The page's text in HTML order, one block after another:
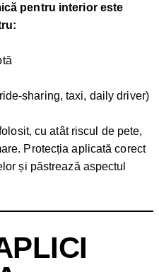
pentru interior este
sharing, taxi, daily driver)
cu atât riscul de pete,
Protecția aplicată corect
și păstrează aspectul